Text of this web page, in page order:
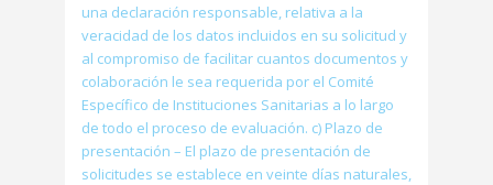
una declaración responsable, relativa a la
veracidad de los datos incluidos en su solicitud y
al compromiso de facilitar cuantos documentos y
colaboración le sea requerida por el Comité
Específico de Instituciones Sanitarias a lo largo
de todo el proceso de evaluación. c) Plazo de
presentación – El plazo de presentación de
solicitudes se establece en veinte días naturales,